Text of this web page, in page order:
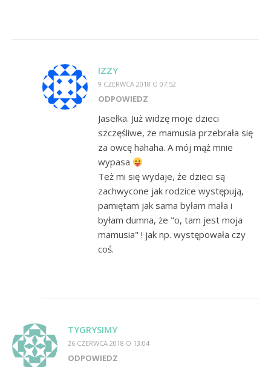
IZZY
9 CZERWCA 2018 O 07:52
ODPOWIEDZ
Jasełka. Już widzę moje dzieci
szczęśliwe, że mamusia przebrała się
za owcę hahaha. A mój mąż mnie
wypasa
Też mi się wydaje, że dzieci są
zachwycone jak rodzice występują,
pamiętam jak sama byłam mała i
byłam dumna, że "o, tam jest moja
mamusia" ! jak np. występowała czy
coś.
TYGRYSIMY
26 CZERWCA 2018 O 13:04
ODPOWIEDZ